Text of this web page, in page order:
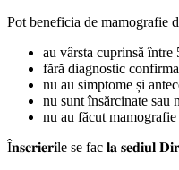
Pot beneficia de mamografie
au vârsta cuprinsă între
fără diagnostic
nu au simptome și
nu sunt însărcinate sau
nu au făcut
Î𝐧𝐬𝐜𝐫𝐢𝐞𝐫𝐢le se fac 𝐥𝐚 𝐬𝐞𝐝𝐢𝐮𝐥